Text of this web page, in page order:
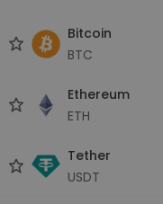
Bitcoin
BTC
Ethereum
ETH
Tether
USDT